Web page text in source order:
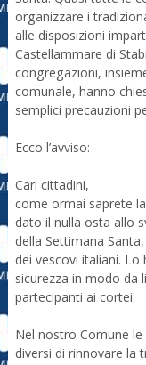
organizzare i
alle disposizioni
Castellammare di
congregazioni,
comunale, hanno
semplici precauzioni
Ecco l’avviso:
Cari cittadini,
come ormai saprete
dato il nulla osta allo
della Settimana
dei vescovi italiani.
sicurezza in modo da
partecipanti ai cortei.
Nel nostro Comune
diversi di rinnovare la